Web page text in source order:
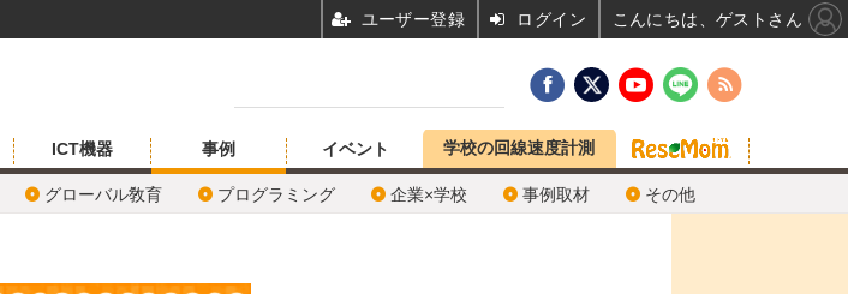
ICT機器 事例
グローバル敎育 プログラミング 企業×学校 事例取材 その他
イベント 学校の回線速度計測
ユーザー登録 ログイン こんにちは、ゲストさん